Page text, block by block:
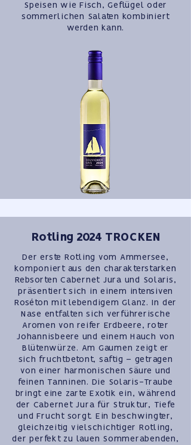
Speisen wie Fisch, Geflügel oder
sommerlichen Salaten kombiniert
werden kann.
Rotling 2024 TROCKEN
Der erste Rotling vom Ammersee,
komponiert aus den charakterstarken
Rebsorten Cabernet Jura und Solaris,
präsentiert sich in einem intensiven
Roséton mit lebendigem Glanz. In der
Nase entfalten sich verführerische
Aromen von reifer Erdbeere, roter
Johannisbeere und einem Hauch von
Blütenwürze. Am Gaumen zeigt er
sich fruchtbetont, saftig – getragen
von einer harmonischen Säure und
feinen Tanninen. Die Solaris-Traube
bringt eine zarte Exotik ein, während
der Cabernet Jura für Struktur, Tiefe
und Frucht sorgt. Ein beschwingter,
gleichzeitig vielschichtiger Rotling,
der perfekt zu lauen Sommerabenden,